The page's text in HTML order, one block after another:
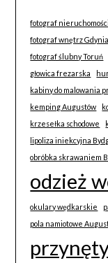
fotograf nieruchomości
fotograf wnętrz Gdynia
fotograf ślubny Toruń
głowica frezarska
kabiny do malowania
kemping Augustów
krzesełka schodowe
lipoliza iniekcyjna
obróbka skrawaniem
odzież
okulary wędkarskie
pola namiotowe